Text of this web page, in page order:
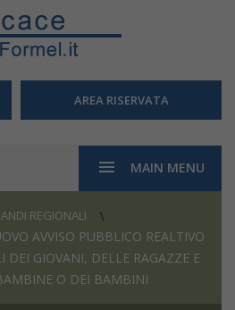
AREA RISERVATA
MAIN MENU
REGIONALI
AVVISO PUBBLICO REALTIVO
DEI GIOVANI, DELLE RAGAZZE E
O DEI BAMBINI